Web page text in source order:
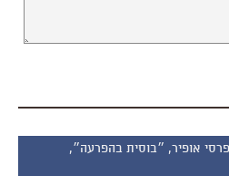
פרסי אופיר, ״בוסית בהפרעה״,